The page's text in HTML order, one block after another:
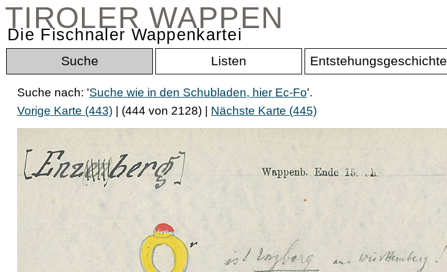
TIROLER WAPPEN
Die Fischnaler Wappenkartei
Suche Listen Entstehungsgeschichte
Suche nach: 'Suche wie in den Schubladen, hier Ec-Fo'.
Vorige Karte (443) | (444 von 2128) | Nächste Karte (445)